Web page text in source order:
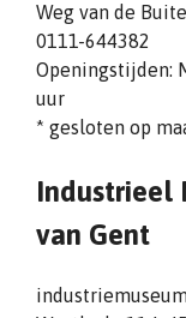
Weg van de
0111-644382
Openingstijden:
uur
* gesloten op
Industrieel
van Gent